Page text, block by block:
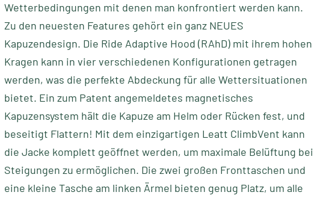
Wetterbedingungen mit denen man konfrontiert werden kann.
Zu den neuesten Features gehört ein ganz NEUES
Kapuzendesign. Die Ride Adaptive Hood (RAhD) mit ihrem hohen
Kragen kann in vier verschiedenen Konfigurationen getragen
werden, was die perfekte Abdeckung für alle Wettersituationen
bietet. Ein zum Patent angemeldetes magnetisches
Kapuzensystem hält die Kapuze am Helm oder Rücken fest, und
beseitigt Flattern! Mit dem einzigartigen Leatt ClimbVent kann
die Jacke komplett geöffnet werden, um maximale Belüftung bei
Steigungen zu ermöglichen. Die zwei großen Fronttaschen und
eine kleine Tasche am linken Ärmel bieten genug Platz, um alle